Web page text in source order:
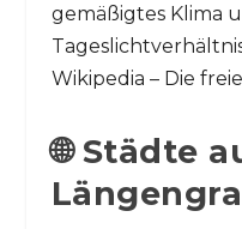
gemäßigtes Klima
Wikipedia – Die
🌐 Städte